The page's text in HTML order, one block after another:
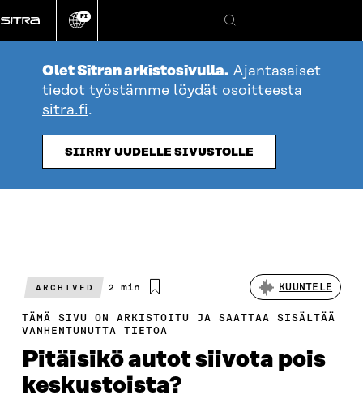
suoraan
sisältöön
Vaihda
kieli
FI
Hae
Olet Sitran arkistosivulla. Ajantasaiset
tiedot työstämme löydät osoitteesta
sitra.fi.
SIIRRY UUDELLE SIVUSTOLLE
ARCHIVED
Arvioitu
2 min KUUNTELE
TÄMÄ SIVU ON ARKISTOITU JA SAATTAA SISÄLTÄÄ
VANHENTUNUTTA TIETOA
Pitäisikö autot siivota pois
keskustoista?